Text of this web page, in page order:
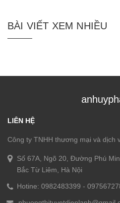
BÀI VIẾT XEM NHIỀU
LIÊN HỆ
Công ty TNHH thương mại và dịch
Số 67A, Ngõ 20, Đường Phú
Bắc Từ Liêm, Hà Nội
Hotine: 0982483399 -